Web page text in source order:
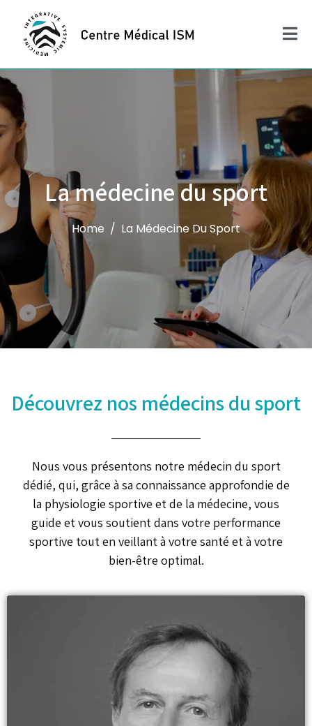
La médecine du sport
Home La Médecine Du Sport
Découvrez nos médecins du sport
Nous vous présentons notre médecin du sport
dédié, qui, grâce à sa connaissance approfondie de
la physiologie sportive et de la médecine, vous
guide et vous soutient dans votre performance
sportive tout en veillant à votre santé et à votre
bien-être optimal.